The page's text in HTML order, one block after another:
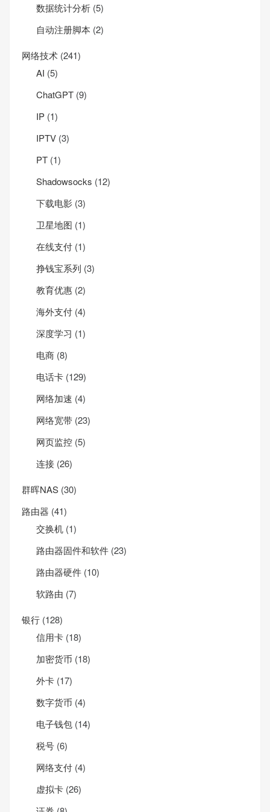
数据统计分析 (5)
自动注册脚本 (2)
网络技术 (241)
AI (5)
ChatGPT (9)
IP (1)
IPTV (3)
PT (1)
Shadowsocks (12)
下载电影 (3)
卫星地图 (1)
在线支付 (1)
挣钱宝系列 (3)
教育优惠 (2)
海外支付 (4)
深度学习 (1)
电商 (8)
电话卡 (129)
网络加速 (4)
网络宽带 (23)
网页监控 (5)
连接 (26)
群晖NAS (30)
路由器 (41)
交换机 (1)
路由器固件和软件 (23)
路由器硬件 (10)
软路由 (7)
银行 (128)
信用卡 (18)
加密货币 (18)
外卡 (17)
数字货币 (4)
电子钱包 (14)
税号 (6)
网络支付 (4)
虚拟卡 (26)